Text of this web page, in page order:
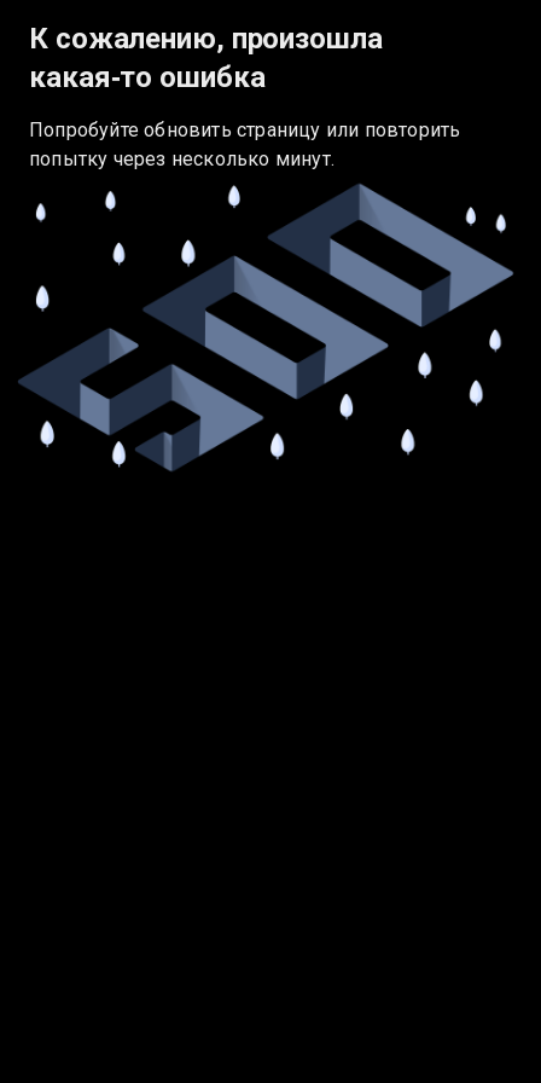
К сожалению, произошла
какая‑то ошибка
Попробуйте обновить страницу или повторить
попытку через несколько минут.